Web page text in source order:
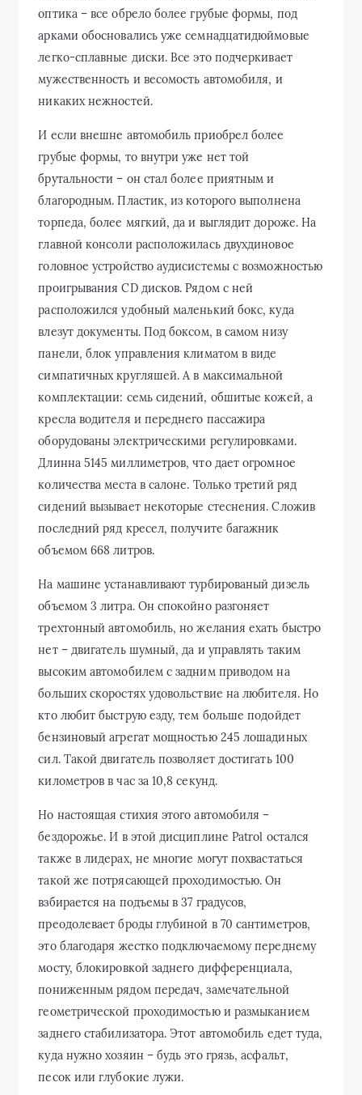
оптика – все обрело более грубые формы, под
арками обосновались уже семнадцатидюймовые
легко-сплавные диски. Все это подчеркивает
мужественность и весомость автомобиля, и
никаких нежностей.
И если внешне автомобиль приобрел более
грубые формы, то внутри уже нет той
брутальности – он стал более приятным и
благородным. Пластик, из которого выполнена
торпеда, более мягкий, да и выглядит дороже. На
главной консоли расположилась двухдиновое
головное устройство аудисистемы с возможностью
проигрывания CD дисков. Рядом с ней
расположился удобный маленький бокс, куда
влезут документы. Под боксом, в самом низу
панели, блок управления климатом в виде
симпатичных кругляшей. А в максимальной
комплектации: семь сидений, обшитые кожей, а
кресла водителя и переднего пассажира
оборудованы электрическими регулировками.
Длинна 5145 миллиметров, что дает огромное
количества места в салоне. Только третий ряд
сидений вызывает некоторые стеснения. Сложив
последний ряд кресел, получите багажник
объемом 668 литров.
На машине устанавливают турбированый дизель
объемом 3 литра. Он спокойно разгоняет
трехтонный автомобиль, но желания ехать быстро
нет – двигатель шумный, да и управлять таким
высоким автомобилем с задним приводом на
больших скоростях удовольствие на любителя. Но
кто любит быструю езду, тем больше подойдет
бензиновый агрегат мощностью 245 лошадиных
сил. Такой двигатель позволяет достигать 100
километров в час за 10,8 секунд.
Но настоящая стихия этого автомобиля –
бездорожье. И в этой дисциплине Patrol остался
также в лидерах, не многие могут похвастаться
такой же потрясающей проходимостью. Он
взбирается на подъемы в 37 градусов,
преодолевает броды глубиной в 70 сантиметров,
это благодаря жестко подключаемому переднему
мосту, блокировкой заднего дифференциала,
пониженным рядом передач, замечательной
геометрической проходимостью и размыканием
заднего стабилизатора. Этот автомобиль едет туда,
куда нужно хозяин – будь это грязь, асфальт,
песок или глубокие лужи.